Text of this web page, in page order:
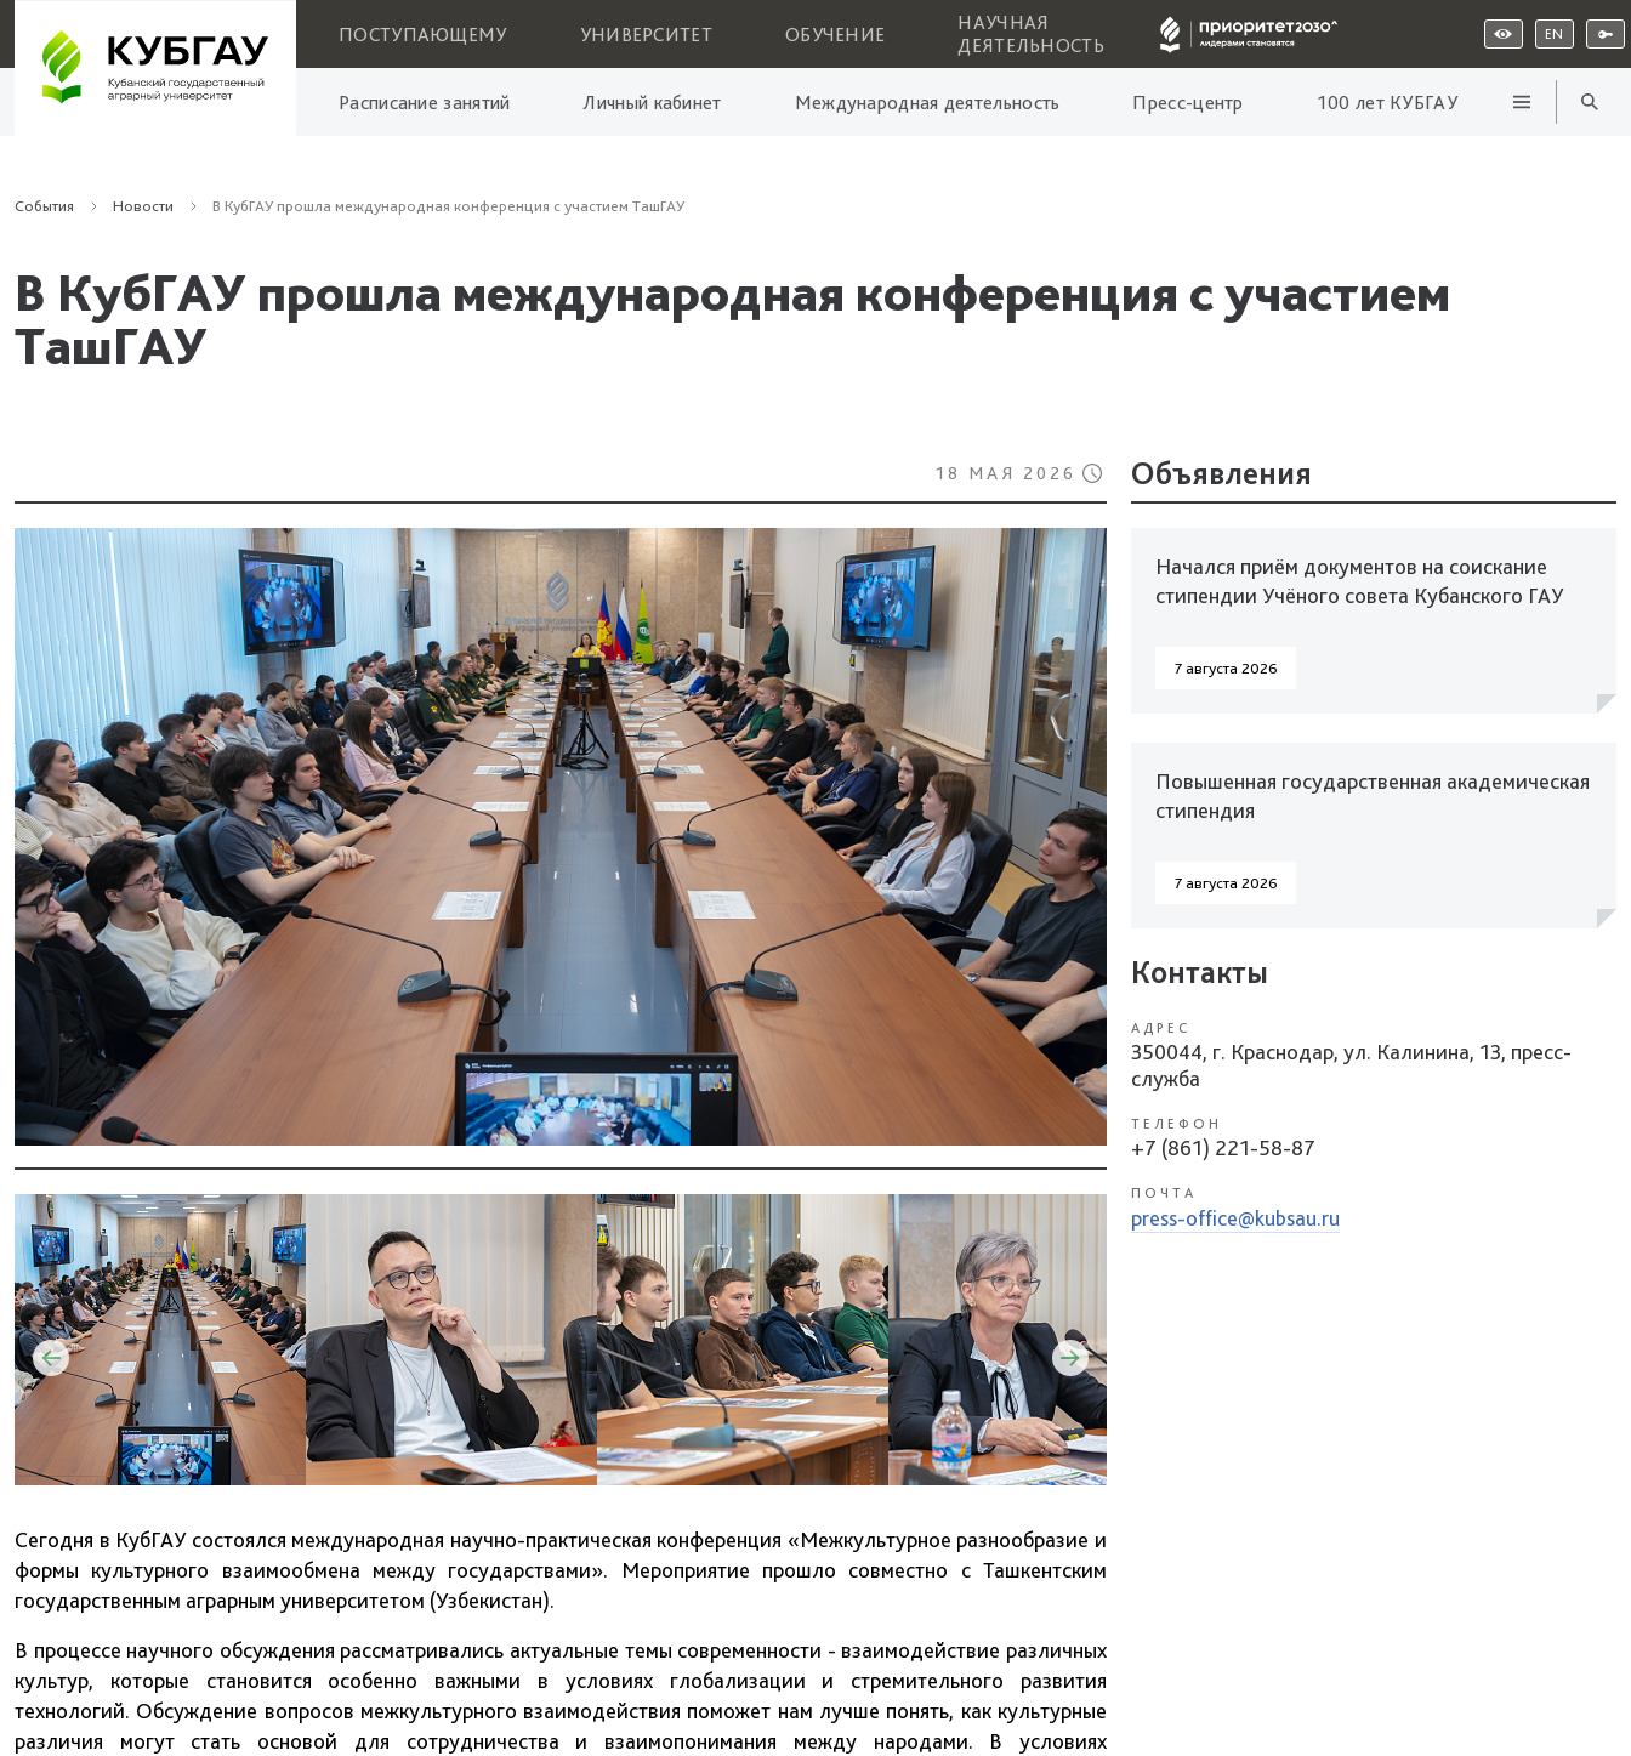
ПОСТУПАЮЩЕМУ УНИВЕРСИТЕТ ОБУЧЕНИЕ
НАУЧНАЯ
ДЕЯТЕЛЬНОСТЬ
EN
Расписание занятий Личный кабинет Международная деятельность Пресс-центр 100 лет КУБГАУ
События Новости В КубГАУ прошла международная конференция с участием ТашГАУ
В КубГАУ прошла международная конференция с участием
ТашГАУ
18 МАЯ 2026
Сегодня в КубГАУ состоялся международная научно-практическая конференция «Межкультурное разнообразие и
формы культурного взаимообмена между государствами». Мероприятие прошло совместно с Ташкентским
государственным аграрным университетом (Узбекистан).
В процессе научного обсуждения рассматривались актуальные темы современности - взаимодействие различных
культур, которые становится особенно важными в условиях глобализации и стремительного развития
технологий. Обсуждение вопросов межкультурного взаимодействия поможет нам лучше понять, как культурные
различия могут стать основой для сотрудничества и взаимопонимания между народами. В условиях
Объявления
Начался приём документов на соискание
стипендии Учёного совета Кубанского ГАУ
7 августа 2026
Повышенная государственная академическая
стипендия
7 августа 2026
Контакты
АДРЕС
350044, г. Краснодар, ул. Калинина, 13, пресс-
служба
ТЕЛЕФОН
+7 (861) 221-58-87
ПОЧТА
press-office@kubsau.ru